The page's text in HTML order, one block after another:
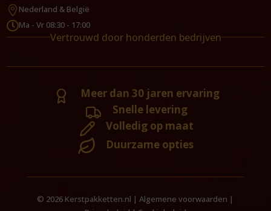
 Nederland & België
Ma - Vr 08:30 - 17:00
Vertrouwd door honderden bedrijven
Meer dan 30 jaren ervaring
Snelle levering
Volledig op maat
Duurzame opties
© 2026 Kerstpakketten.nl |Algemene voorwaarden |